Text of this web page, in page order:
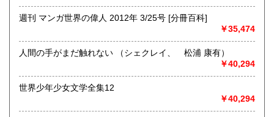
週刊 マンガ世界の偉人 2012年 3/25号 [分冊百科]
￥35,474
人間の手がまだ触れない （シェクレイ、 松浦 康有）
￥40,294
世界少年少女文学全集12
￥40,294